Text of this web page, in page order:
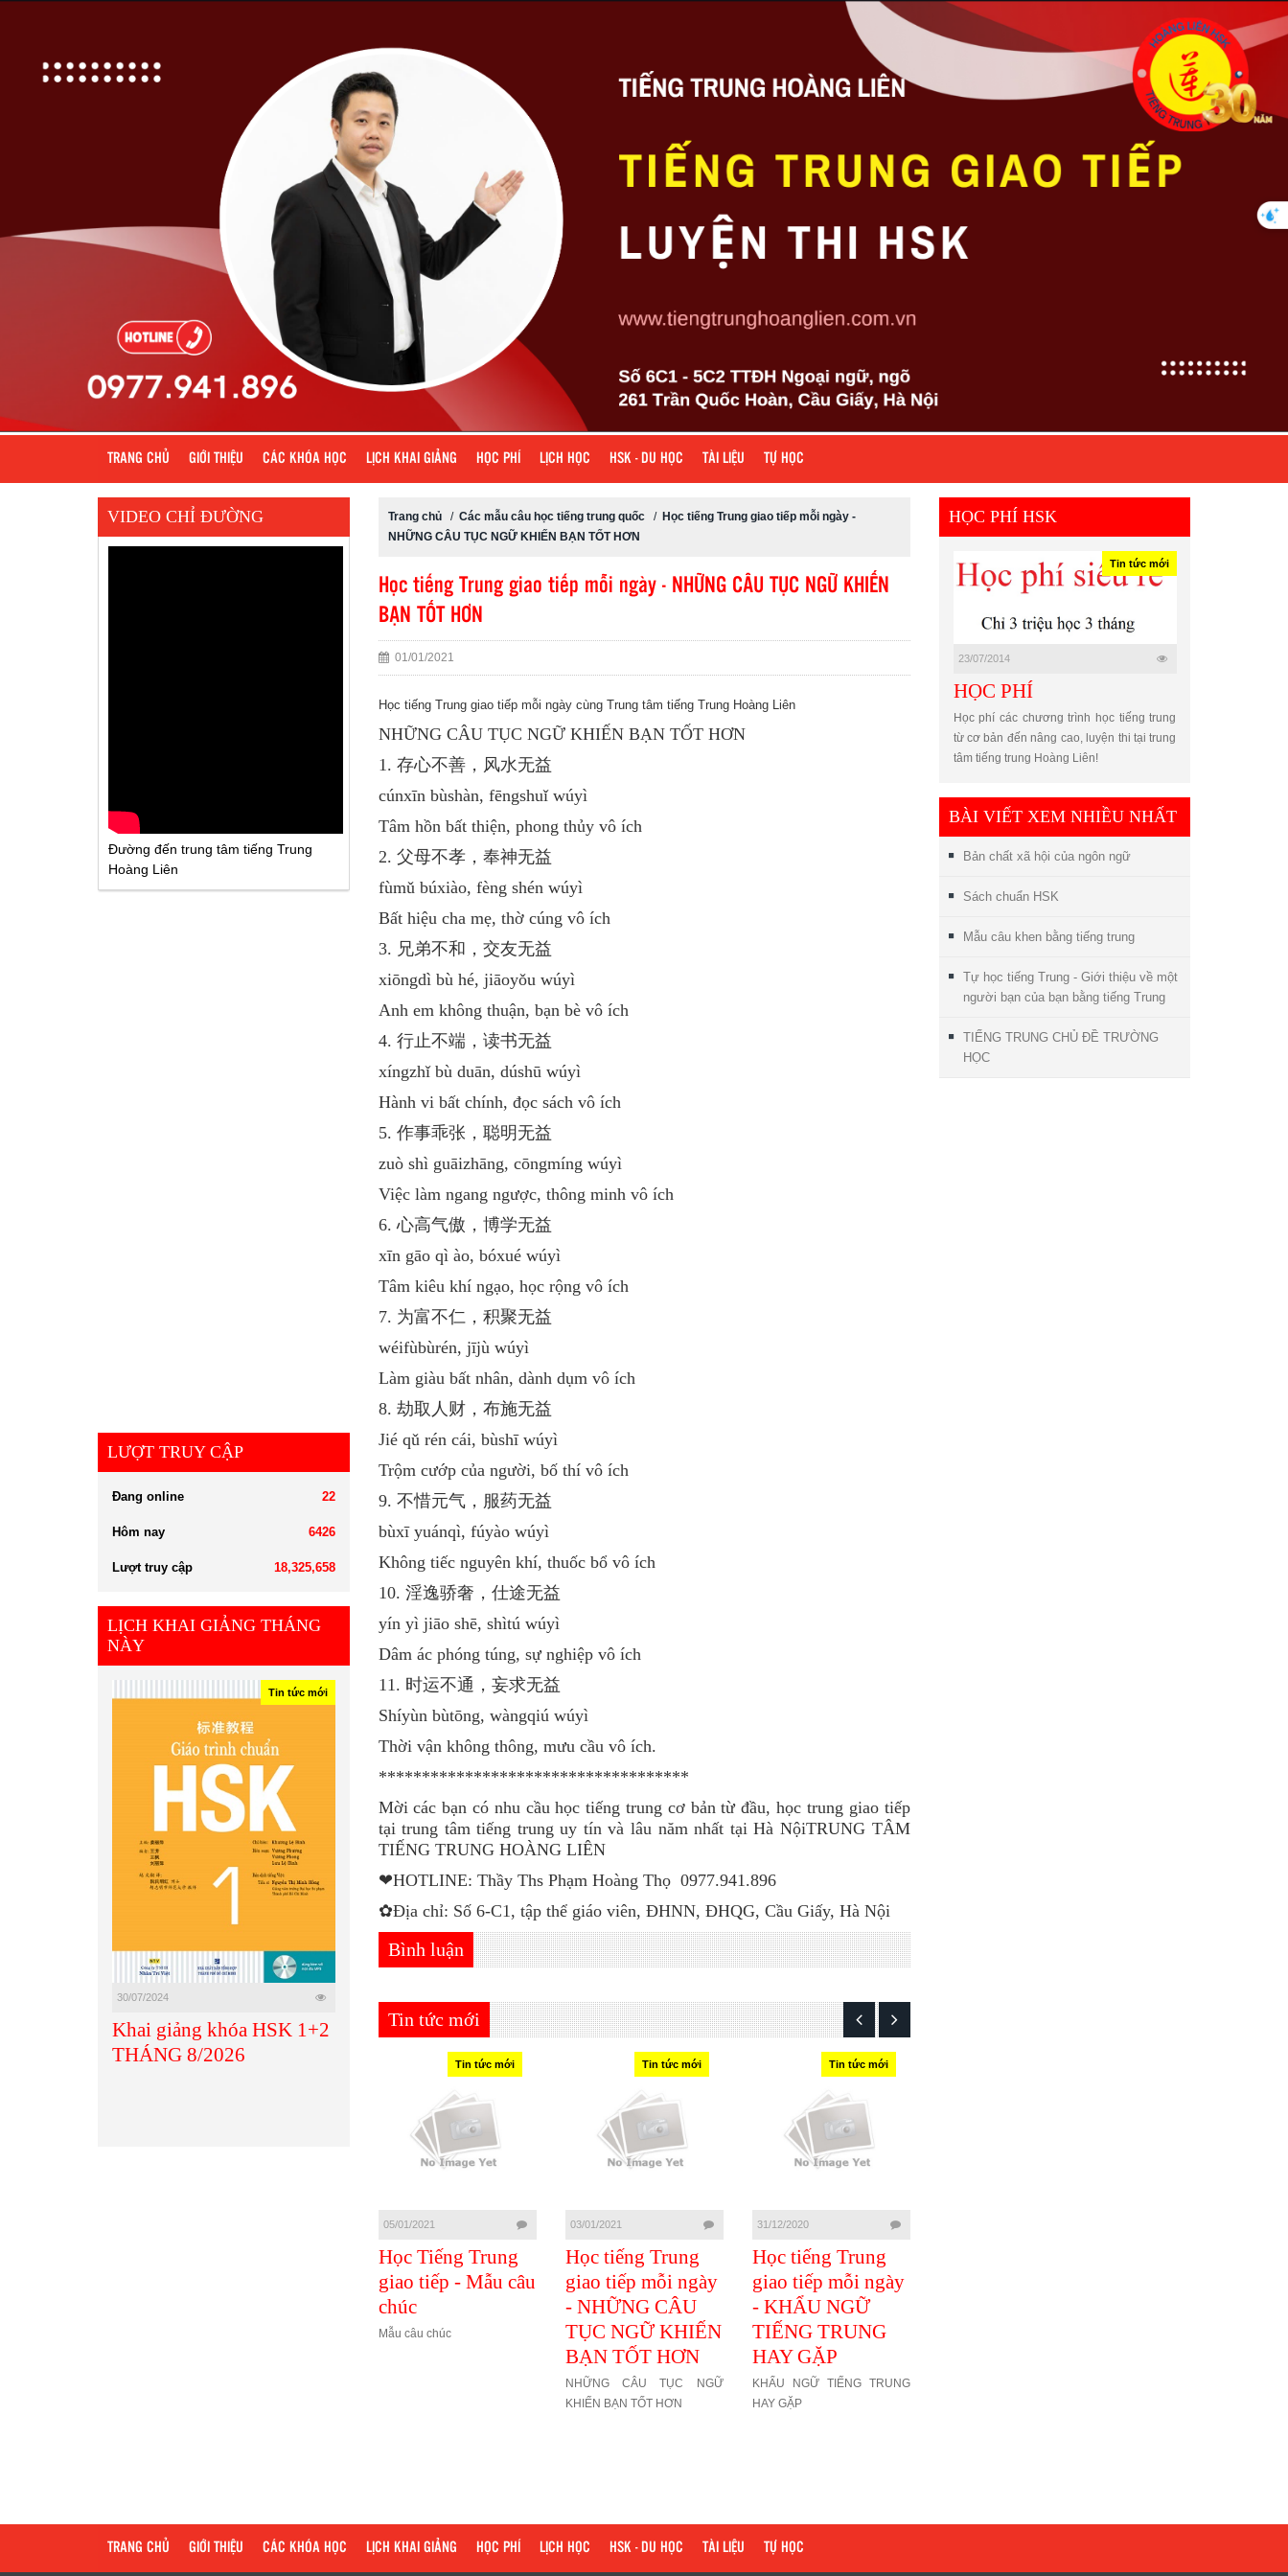
TRANG CHỦ GIỚI THIỆU CÁC KHÓA HỌC LỊCH KHAI GIẢNG HỌC PHÍ LỊCH HỌC HSK - DU HỌC TÀI LIỆU TỰ HỌC
VIDEO CHỈ ĐƯỜNG
Đường đến trung tâm tiếng Trung
Hoàng Liên
LƯỢT TRUY CẬP
Đang online 22
Hôm nay 6426
Lượt truy cập 18,325,658
LỊCH KHAI GIẢNG THÁNG
NÀY
Tin tức mới
30/07/2024
Khai giảng khóa HSK 1+2
THÁNG 8/2026
Trang chủ/ Các mẫu câu học tiếng trung quốc/ Học tiếng Trung giao tiếp mỗi ngày -
NHỮNG CÂU TỤC NGỮ KHIẾN BẠN TỐT HƠN
Học tiếng Trung giao tiếp mỗi ngày - NHỮNG CÂU TỤC NGỮ KHIẾN
BẠN TỐT HƠN
01/01/2021
Học tiếng Trung giao tiếp mỗi ngày cùng Trung tâm tiếng Trung Hoàng Liên
NHỮNG CÂU TỤC NGỮ KHIẾN BẠN TỐT HƠN
1. 存心不善，风水无益
cúnxīn bùshàn, fēngshuǐ wúyì
Tâm hồn bất thiện, phong thủy vô ích
2. 父母不孝，奉神无益
fùmǔ búxiào, fèng shén wúyì
Bất hiệu cha mẹ, thờ cúng vô ích
3. 兄弟不和，交友无益
xiōngdì bù hé, jiāoyǒu wúyì
Anh em không thuận, bạn bè vô ích
4. 行止不端，读书无益
xíngzhǐ bù duān, dúshū wúyì
Hành vi bất chính, đọc sách vô ích
5. 作事乖张，聪明无益
zuò shì guāizhāng, cōngmíng wúyì
Việc làm ngang ngược, thông minh vô ích
6. 心高气傲，博学无益
xīn gāo qì ào, bóxué wúyì
Tâm kiêu khí ngạo, học rộng vô ích
7. 为富不仁，积聚无益
wéifùbùrén, jījù wúyì
Làm giàu bất nhân, dành dụm vô ích
8. 劫取人财，布施无益
Jié qǔ rén cái, bùshī wúyì
Trộm cướp của người, bố thí vô ích
9. 不惜元气，服药无益
bùxī yuánqì, fúyào wúyì
Không tiếc nguyên khí, thuốc bổ vô ích
10. 淫逸骄奢，仕途无益
yín yì jiāo shē, shìtú wúyì
Dâm ác phóng túng, sự nghiệp vô ích
11. 时运不通，妄求无益
Shíyùn bùtōng, wàngqiú wúyì
Thời vận không thông, mưu cầu vô ích.
************************************
Mời các bạn có nhu cầu học tiếng trung cơ bản từ đầu, học trung giao tiếp
tại trung tâm tiếng trung uy tín và lâu năm nhất tại Hà NộiTRUNG TÂM
TIẾNG TRUNG HOÀNG LIÊN
❤HOTLINE: Thầy Ths Phạm Hoàng Thọ 0977.941.896
✿Địa chỉ: Số 6-C1, tập thể giáo viên, ĐHNN, ĐHQG, Cầu Giấy, Hà Nội
Bình luận
Tin tức mới
Tin tức mới Tin tức mới
05/01/2021
Học Tiếng Trung
giao tiếp - Mẫu câu
chúc
Mẫu câu chúc
Tin tức mới
03/01/2021
Học tiếng Trung
giao tiếp mỗi ngày
- NHỮNG CÂU
TỤC NGỮ KHIẾN
BẠN TỐT HƠN
NHỮNG CÂU TỤC NGỮ
KHIẾN BẠN TỐT HƠN
Tin tức mới
31/12/2020
Học tiếng Trung
giao tiếp mỗi ngày
- KHẨU NGỮ
TIẾNG TRUNG
HAY GẶP
KHẨU NGỮ TIẾNG TRUNG
HAY GẶP
HỌC PHÍ HSK
Tin tức mới
23/07/2014
HỌC PHÍ
Học phí các chương trình học tiếng trung
từ cơ bản đến nâng cao, luyện thi tại trung
tâm tiếng trung Hoàng Liên!
BÀI VIẾT XEM NHIỀU NHẤT
Bản chất xã hội của ngôn ngữ
Sách chuẩn HSK
Mẫu câu khen bằng tiếng trung
Tự học tiếng Trung - Giới thiệu về một
người bạn của bạn bằng tiếng Trung
TIẾNG TRUNG CHỦ ĐỀ TRƯỜNG
HỌC
TRANG CHỦ GIỚI THIỆU CÁC KHÓA HỌC LỊCH KHAI GIẢNG HỌC PHÍ LỊCH HỌC HSK - DU HỌC TÀI LIỆU TỰ HỌC